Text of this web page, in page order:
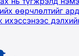
өөрчлөлтийг